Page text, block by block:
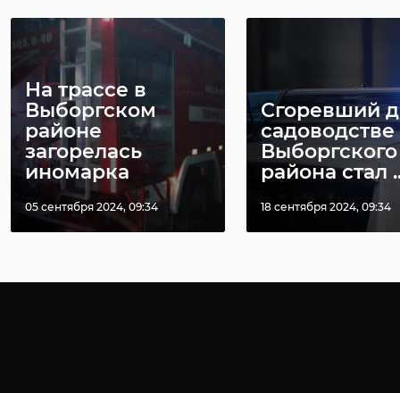
На трассе в
Выборгском
районе
загорелась
иномарка
05 сентября 2024, 09:34
Сгоревший
садоводстве
Выборгского
района стал
18 сентября 2024, 09:34